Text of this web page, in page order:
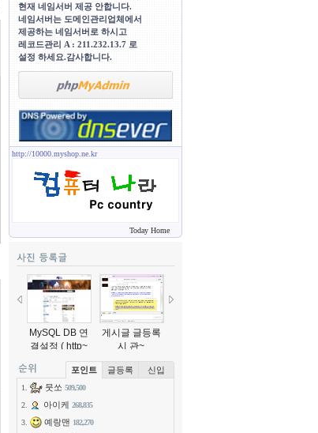
현재 네임서버 제공 안합니다.
네임서버는 도메인관리업체에서
제공하는 네임서버로 하시고
레코드관리 A : 211.232.13.7 로
설정 하세요.감사합니다.
http://10000.myshop.ne.kr
Today Home
MySQL DB 연
결설정 ( http~
게시글 글등록
시 관~
포인트 글등록 신입
1. 뭇쏘 509,500
2.
아이케 268,835
3.
예랑맨 182,270